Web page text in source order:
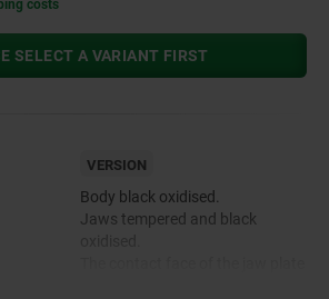
costs
SELECT A VARIANT FIRST
VERSION
Body black oxidised.
Jaws tempered and black